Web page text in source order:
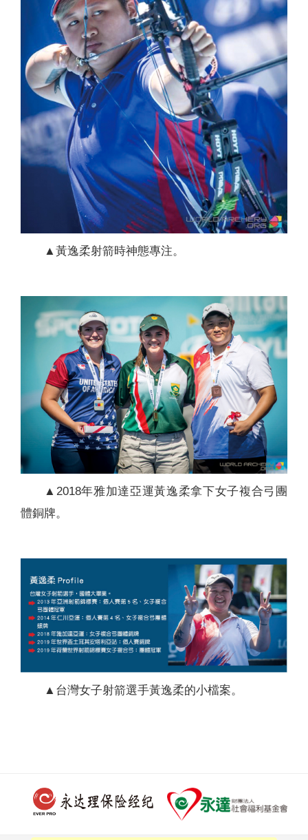
▲黃逸柔射箭時神態專注。
▲2018年雅加達亞運黃逸柔拿下女子複合弓團
體銅牌。
▲台灣女子射箭選手黃逸柔的小檔案。